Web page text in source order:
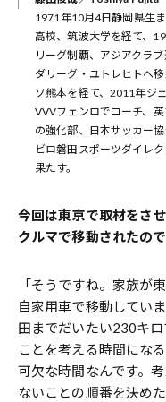
1971年10月4日静岡県生
高校、筑波大学を経て、
リーグ制覇、アジアクラ
ダリーグ・ユトレヒトへ
ソ熊本を経て、2011年ジ
VVVフェンロでコーチ、
の強化部、日本サッカー
ビロ磐田スポーツダイレ
果たす。
――今回は東京で取材を
クルマで移動されたの
「そうですね。家族が
自家用車で移動してい
田までだいたい230キ
ことを考える時間にな
可欠な時間なんです。
ないことの順番を決め